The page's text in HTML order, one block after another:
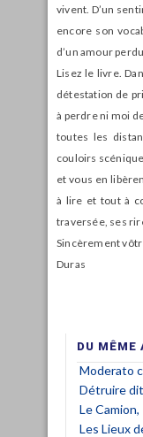
vivent. D’un
encore son
d’un amour
Lisez le livre.
détestation de
à perdre ni moi
toutes les
couloirs
et vous en
à lire et tout à
traversée, ses
Sincèrement
Duras
DU MÊME
Moderato
Détruire
Le
Les Lieux